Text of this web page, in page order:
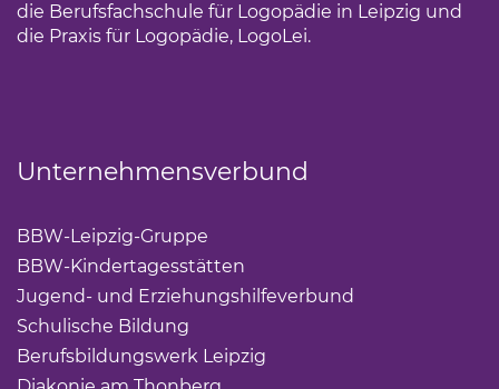
die Berufsfachschule für Logopädie in Leipzig und
die Praxis für Logopädie, LogoLei.
Unternehmensverbund
BBW-Leipzig-Gruppe
BBW-Kindertagesstätten
Jugend- und Erziehungshilfeverbund
Schulische Bildung
Berufsbildungswerk Leipzig